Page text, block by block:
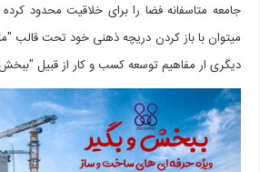
جامعه متاسفانه فضا را برای خلاقیت محدود
میتوان با باز کردن دریچه ذهنی خود تحت قالب
دیگری ار مفاهیم توسعه کسب و کار از قبیل "ببخش